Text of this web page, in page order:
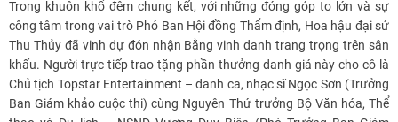
Trong khuôn khổ đêm chung kết, với những đóng góp to lớn và sự
công tâm trong vai trò Phó Ban Hội đồng Thẩm định, Hoa hậu đại sứ
Thu Thủy đã vinh dự đón nhận Bằng vinh danh trang trọng trên sân
khấu. Người trực tiếp trao tặng phần thưởng danh giá này cho cô là
Chủ tịch Topstar Entertainment – danh ca, nhạc sĩ Ngọc Sơn (Trưởng
Ban Giám khảo cuộc thi) cùng Nguyên Thứ trưởng Bộ Văn hóa, Thể